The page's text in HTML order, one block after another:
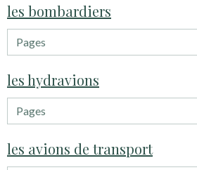
les bombardiers
les hydravions
les avions de transport